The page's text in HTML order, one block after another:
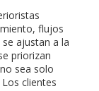
flujos
ajustan a la
priorizan
sea solo
clientes